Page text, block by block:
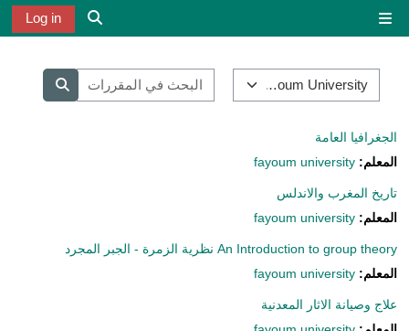
Log in
تصنيفات المقررات
البحث في
البحث في
الجغرافيا العامة
المعلم: fayoum university
تاريخ المغرب والاندلس
المعلم: fayoum university
An Introduction to group theory نظرية الزمرة - الجبر المجرد
المعلم: fayoum university
علاج وصيانة الاثار المعدنية